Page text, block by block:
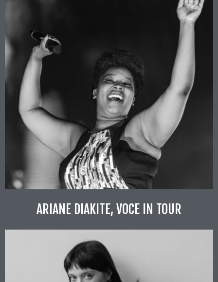
ARIANE DIAKITE, VOCE IN TOUR